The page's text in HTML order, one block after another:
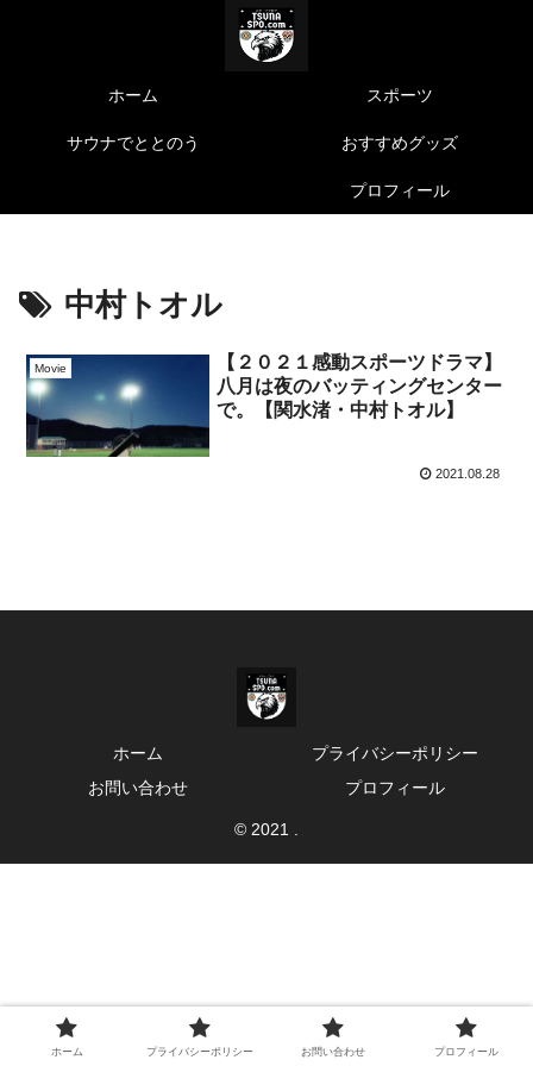
ホーム スポーツ
サウナでととのう おすすめグッズ
プロフィール
中村トオル
Movie
【２０２１感動スポーツドラマ】
八月は夜のバッティングセンター
で。【関水渚・中村トオル】
2021.08.28
ホーム
プライバシーポリシー
お問い合わせ
プロフィール
© 2021 .
ホーム プライバシーポリシー お問い合わせ プロフィール